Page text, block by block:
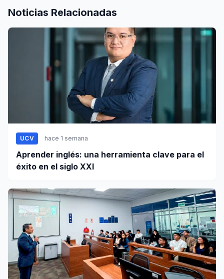
Noticias Relacionadas
UCV hace 1 semana
Aprender inglés: una herramienta clave para el
éxito en el siglo XXI